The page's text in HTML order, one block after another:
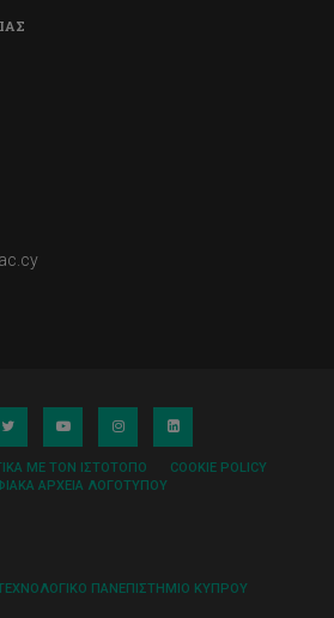
ΜΕ ΤΟΝ ΙΣΤΌΤΟΠΟ
COOKIE POLICY
ΑΡΧΕΊΑ ΛΟΓΌΤΥΠΟΥ
ΠΑΝΕΠΙΣΤΗΜΙΟ ΚΥΠΡΟΥ